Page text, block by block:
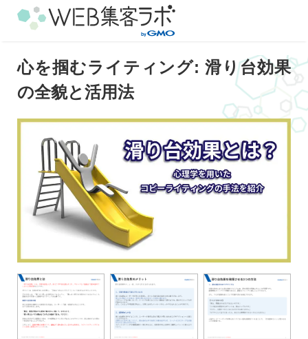
心を掴むライティング: 滑り台効果
の全貌と活用法